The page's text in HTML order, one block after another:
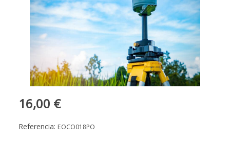
16,00 €
Referencia: EOCO018PO